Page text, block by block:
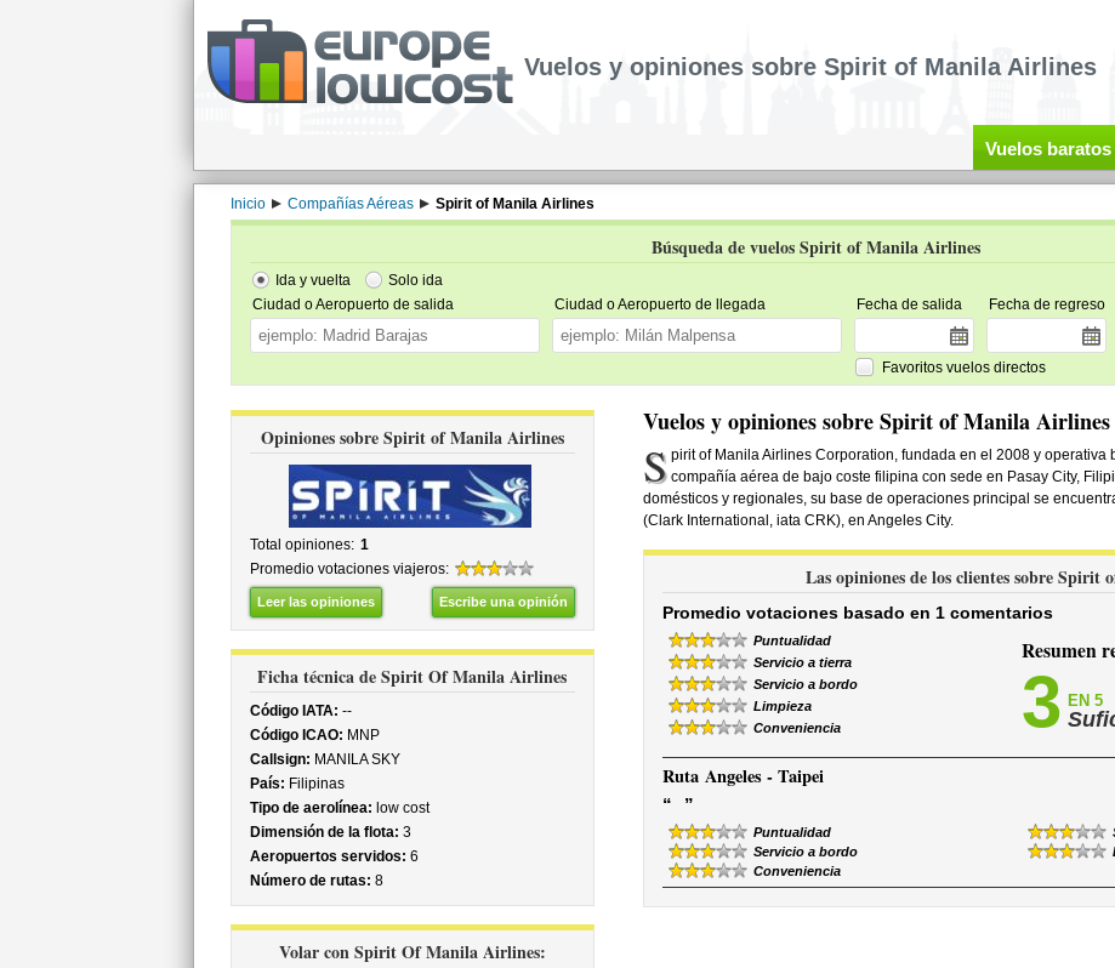
Vuelos y opiniones sobre Spirit of Manila Airlines
Vuelos baratos
Inicio Compañías Aéreas Spirit of Manila Airlines
Búsqueda de vuelos Spirit of Manila Airlines
Ida y vuelta
Solo ida
Ciudad o Aeropuerto de salida
Ciudad o Aeropuerto de llegada Fecha de salida Fecha de regreso
Favoritos vuelos directos
Opiniones sobre Spirit of Manila Airlines
Total opiniones: 1
Promedio votaciones viajeros:
Leer las opiniones Escribe una opinión
Ficha técnica de Spirit Of Manila Airlines
Código IATA: --
Código ICAO: MNP
Callsign: MANILA SKY
País: Filipinas
Tipo de aerolínea: low cost
Dimensión de la flota: 3
Aeropuertos servidos: 6
Número de rutas: 8
Volar con Spirit Of Manila Airlines:
Vuelos y opiniones sobre Spirit of Manila Airlines
S pirit of Manila Airlines Corporation, fundada en el 2008 y operativa
compañía aérea de bajo coste filipina con sede en Pasay City,
domésticos y regionales, su base de operaciones principal se
(Clark International, iata CRK), en Angeles City.
Las opiniones de los clientes sobre Spirit
Promedio votaciones basado en 1 comentarios
Puntualidad
Servicio a tierra
Servicio a bordo
Limpieza
Conveniencia
Resumen
3 EN 5
Ruta Angeles - Taipei
“ ”
Puntualidad
Servicio a bordo
Conveniencia